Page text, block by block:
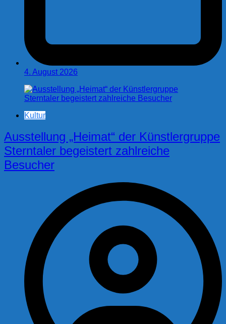
4. August 2026
Kultur
Ausstellung „Heimat“ der Künstlergruppe
Sterntaler begeistert zahlreiche
Besucher